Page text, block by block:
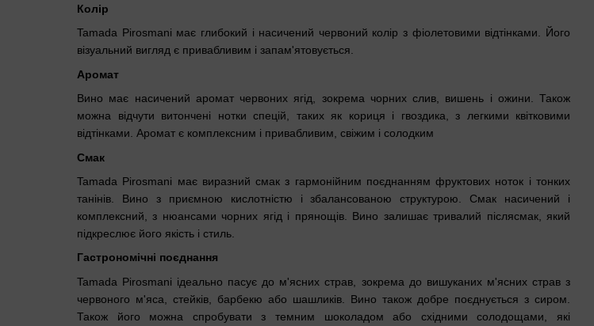
Колір
Tamada Pirosmani має глибокий і насичений червоний колір з фіолетовими відтінками. Його
візуальний вигляд є привабливим і запам'ятовується.
Аромат
Вино має насичений аромат червоних ягід, зокрема чорних слив, вишень і ожини. Також
можна відчути витончені нотки спецій, таких як кориця і гвоздика, з легкими квітковими
відтінками. Аромат є комплексним і привабливим, свіжим і солодким
Смак
Tamada Pirosmani має виразний смак з гармонійним поєднанням фруктових ноток і тонких
танінів. Вино з приємною кислотністю і збалансованою структурою. Смак насичений і
комплексний, з нюансами чорних ягід і прянощів. Вино залишає тривалий післясмак, який
підкреслює його якість і стиль.
Гастрономічні поєднання
Tamada Pirosmani ідеально пасує до м'ясних страв, зокрема до вишуканих м'ясних страв з
червоного м'яса, стейків, барбекю або шашликів. Вино також добре поєднується з сиром.
Також його можна спробувати з темним шоколадом або східними солодощами, які